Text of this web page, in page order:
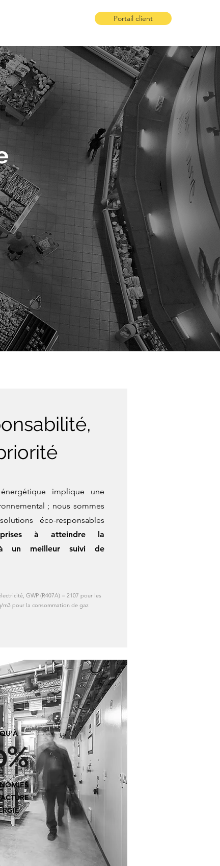
Portail client
implique une
; nous sommes
éco-responsables
à atteindre la
à un meilleur suivi de
GWP (R407A) = 2107 pour les
pour la consommation de gaz